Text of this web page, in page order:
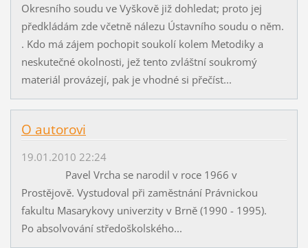
Okresního soudu ve Vyškově již dohledat; proto jej
předkládám zde včetně nálezu Ústavního soudu o něm.
. Kdo má zájem pochopit soukolí kolem Metodiky a
neskutečné okolnosti, jež tento zvláštní soukromý
materiál provázejí, pak je vhodné si přečíst...
O autorovi
19.01.2010 22:24
Pavel Vrcha se narodil v roce 1966 v
Prostějově. Vystudoval při zaměstnání Právnickou
fakultu Masarykovy univerzity v Brně (1990 - 1995).
Po absolvování středoškolského...